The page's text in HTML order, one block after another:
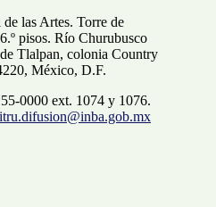
las Artes. Torre de
pisos. Río Churubusco
Tlalpan, colonia Country
México, D.F.
0000 ext. 1074 y 1076.